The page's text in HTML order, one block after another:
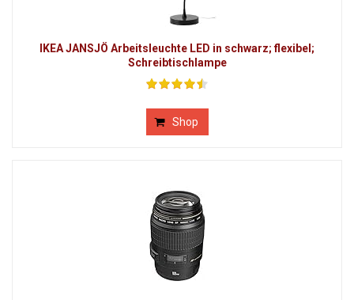
IKEA JANSJÖ Arbeitsleuchte LED in schwarz; flexibel;
Schreibtischlampe
Shop